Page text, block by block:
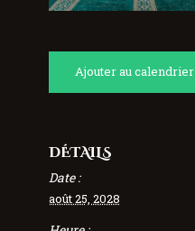
Ajouter au calendrier
DÉTAILS
Date :
août 25, 2028